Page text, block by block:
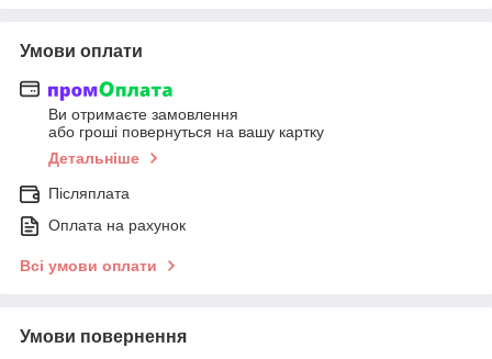
Умови оплати
Ви отримаєте замовлення
або гроші повернуться на вашу картку
Детальніше
Післяплата
Оплата на рахунок
Всі умови оплати
Умови повернення